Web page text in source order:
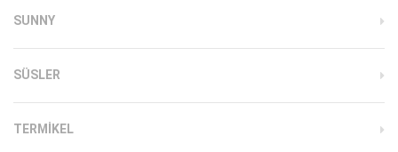
SUNNY
SÜSLER
TERMIKEL